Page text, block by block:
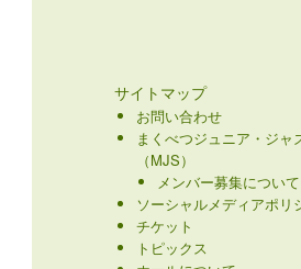
サイトマップ
お問い合わせ
まくべつジュニア・ジャ
（MJS）
メンバー募集について
ソーシャルメディアポリ
チケット
トピックス